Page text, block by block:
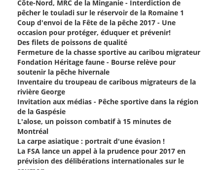
Côte-Nord, MRC de la Minganie - Interdiction de
pêcher le touladi sur le réservoir de la Romaine 1
Coup d'envoi de la Fête de la pêche 2017 - Une
occasion pour protéger, éduquer et prévenir!
Des filets de poissons de qualité
Fermeture de la chasse sportive au caribou migrateur
Fondation Héritage faune - Bourse relève pour
soutenir la pêche hivernale
Inventaire du troupeau de caribous migrateurs de la
rivière George
Invitation aux médias - Pêche sportive dans la région
de la Gaspésie
L'alose, un poisson combatif à 15 minutes de
Montréal
La carpe asiatique : portrait d'une évasion !
La FSA lance un appel à la prudence pour 2017 en
prévision des délibérations internationales sur le